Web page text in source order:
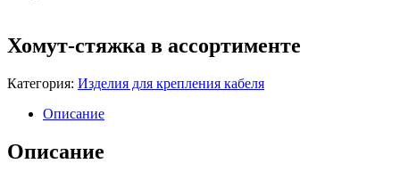
Хомут-стяжка в ассортименте
Категория: Изделия для крепления кабеля
Описание
Описание